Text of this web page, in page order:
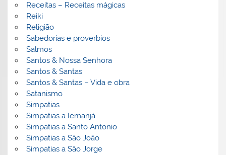
Receitas – Receitas mágicas
Reiki
Religião
Sabedorias e proverbios
Salmos
Santos & Nossa Senhora
Santos & Santas
Santos & Santas – Vida e obra
Satanismo
Simpatias
Simpatias a Iemanjá
Simpatias a Santo Antonio
Simpatias a São João
Simpatias a São Jorge